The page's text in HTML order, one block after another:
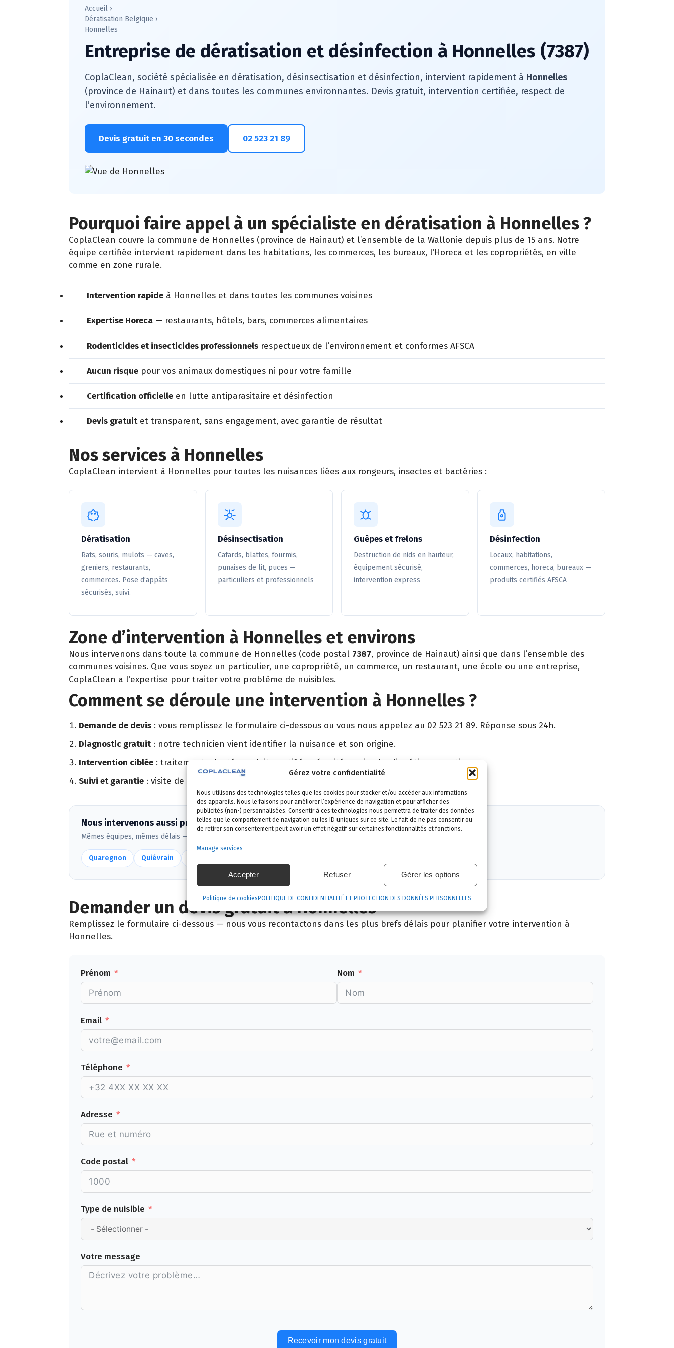
Gérez votre confidentialité
Nous utilisons des technologies telles que les cookies pour stocker et/ou accéder aux informations
des appareils. Nous le faisons pour améliorer l’expérience de navigation et pour afficher des
publicités (non-) personnalisées. Consentir à ces technologies nous permettra de traiter des données
telles que le comportement de navigation ou les ID uniques sur ce site. Le fait de ne pas consentir ou
de retirer son consentement peut avoir un effet négatif sur certaines fonctionnalités et fonctions.
Manage services
Accepter Refuser Gérer les options
Politique de cookiesPOLITIQUE DE CONFIDENTIALITÉ ET PROTECTION DES DONNÉES PERSONNELLES
Accueil ›
Dératisation Belgique ›
Honnelles
Entreprise de dératisation et désinfection à Honnelles (7387)
CoplaClean, société spécialisée en dératisation, désinsectisation et désinfection, intervient rapidement à Honnelles
(province de Hainaut) et dans toutes les communes environnantes. Devis gratuit, intervention certifiée, respect de
l’environnement.
Devis gratuit en 30 secondes 02 523 21 89
Pourquoi faire appel à un spécialiste en dératisation à Honnelles ?
CoplaClean couvre la commune de Honnelles (province de Hainaut) et l’ensemble de la Wallonie depuis plus de 15 ans. Notre
équipe certifiée intervient rapidement dans les habitations, les commerces, les bureaux, l’Horeca et les copropriétés, en ville
comme en zone rurale.
Intervention rapide à Honnelles et dans toutes les communes voisines
Expertise Horeca — restaurants, hôtels, bars, commerces alimentaires
Rodenticides et insecticides professionnels respectueux de l’environnement et conformes AFSCA
Aucun risque pour vos animaux domestiques ni pour votre famille
Certification officielle en lutte antiparasitaire et désinfection
Devis gratuitet transparent, sans engagement, avec garantie de résultat
Nos services à Honnelles
CoplaClean intervient à Honnelles pour toutes les nuisances liées aux rongeurs, insectes et bactéries :
Dératisation
Rats, souris, mulots — caves,
greniers, restaurants,
commerces. Pose d’appâts
sécurisés, suivi.
Désinsectisation
Cafards, blattes, fourmis,
punaises de lit, puces —
particuliers et professionnels
Guêpes et frelons
Destruction de nids en hauteur,
équipement sécurisé,
intervention express
Désinfection
Locaux, habitations,
commerces, horeca, bureaux —
produits certifiés AFSCA
Zone d’intervention à Honnelles et environs
Nous intervenons dans toute la commune de Honnelles (code postal 7387, province de Hainaut) ainsi que dans l’ensemble des
communes voisines. Que vous soyez un particulier, une copropriété, un commerce, un restaurant, une école ou une entreprise,
CoplaClean a l’expertise pour traiter votre problème de nuisibles.
Comment se déroule une intervention à Honnelles ?
Demande de devis : vous remplissez le formulaire ci-dessous ou vous nous appelez au 02 523 21 89. Réponse sous 24h.
Diagnostic gratuit: notre technicien vient identifier la nuisance et son origine.
Intervention ciblée : traitement adapté, produits certifiés, sécurité maximale, discrétion garantie.
Suivi et garantie : visite de contrôle et garantie de résultat.
Nous intervenons aussi près de Honnelles
Mêmes équipes, mêmes délais — voir
Quaregnon Quiévrain
Demander un devis gratuit à Honnelles
Remplissez le formulaire ci-dessous — nous vous recontactons dans les plus brefs délais pour planifier votre intervention à
Honnelles.
Prénom Nom
Email
Téléphone
Adresse
Code postal
Type de nuisible
Votre message
Recevoir mon devis gratuit